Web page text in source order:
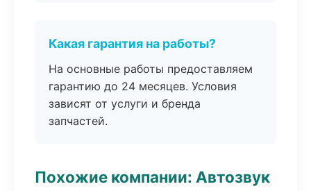
Какая гарантия на работы?
На основные работы предоставляем
гарантию до 24 месяцев. Условия
зависят от услуги и бренда
запчастей.
Похожие компании: Автозвук